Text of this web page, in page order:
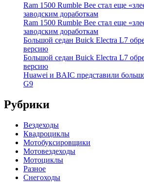
Ram 1500 Rumble Bee стал еще
заводским доработкам
Ram 1500 Rumble Bee стал еще
заводским доработкам
Большой седан Buick Electra L7
версию
Большой седан Buick Electra L7
версию
Huawei и BAIC представили
G9
Рубрики
Вездеходы
Квадроциклы
Мотобуксировщики
Мотовездеходы
Мотоциклы
Разное
Снегоходы